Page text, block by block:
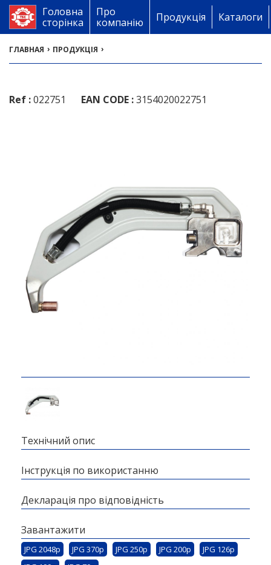
Головна
сторінка
Про
компанію
Продукція Каталоги
ГЛАВНАЯ › ПРОДУКЦІЯ ›
Ref :022751 EAN CODE :3154020022751
Технічний опис
Інструкція по використанню
Декларація про відповідність
Завантажити
JPG 2048p JPG 370p JPG 250p JPG 200p
JPG 126p